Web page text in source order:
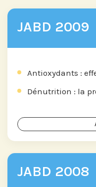
JABD 2009
Antioxydants :
Dénutrition : la
JABD 2008